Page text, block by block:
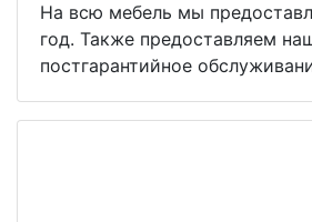
На всю мебель мы
год. Также предоставляем
постгарантийное